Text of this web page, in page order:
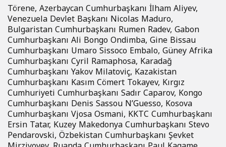
Törene, Azerbaycan Cumhurbaşkanı İlham Aliyev,
Venezuela Devlet Başkanı Nicolas Maduro,
Bulgaristan Cumhurbaşkanı Rumen Radev, Gabon
Cumhurbaşkanı Ali Bongo Ondimba, Gine Bissau
Cumhurbaşkanı Umaro Sissoco Embalo, Güney Afrika
Cumhurbaşkanı Cyril Ramaphosa, Karadağ
Cumhurbaşkanı Yakov Milatoviç, Kazakistan
Cumhurbaşkanı Kasım Cömert Tokayev, Kırgız
Cumhuriyeti Cumhurbaşkanı Sadır Caparov, Kongo
Cumhurbaşkanı Denis Sassou N’Guesso, Kosova
Cumhurbaşkanı Vjosa Osmani, KKTC Cumhurbaşkanı
Ersin Tatar, Kuzey Makedonya Cumhurbaşkanı Stevo
Pendarovski, Özbekistan Cumhurbaşkanı Şevket